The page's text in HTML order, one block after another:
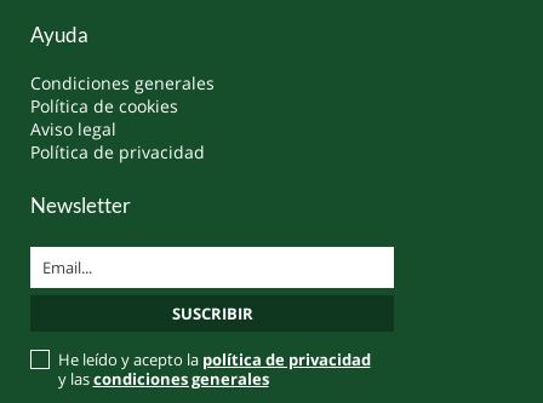
Ayuda
Condiciones generales
Política de cookies
Aviso legal
Política de privacidad
Newsletter
He leído y acepto la política de privacidad
y lascondiciones generales